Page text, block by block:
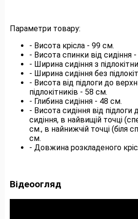
Параметри товару:
- Висота крісла - 99 см.
- Висота спинки від сидіння
- Ширина сидіння з
- Ширина сидіння без
- Висота від підлоги до
підлокітників - 58 см.
- Глибина сидіння - 48 см.
- Висота сидіння від
сидіння, в найвищій точці
см., в найнижчій точці (біля
см.
- Довжина розкладеного
Відеоогляд